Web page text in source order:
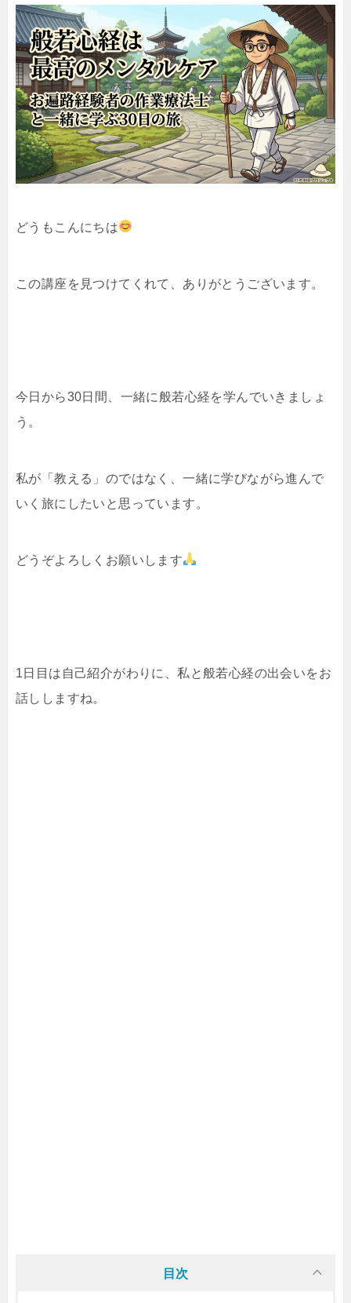
どうもこんにちは
この講座を見つけてくれて、ありがとうございます。
今日から30日間、一緒に般若心経を学んでいきましょ
う。
私が「教える」のではなく、一緒に学びながら進んで
いく旅にしたいと思っています。
どうぞよろしくお願いします
1日目は自己紹介がわりに、私と般若心経の出会いをお
話ししますね。
目次